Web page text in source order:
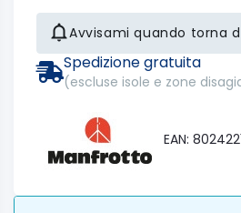
Avvisami quando torna
Spedizione gratuita
(escluse isole e zone
EAN: